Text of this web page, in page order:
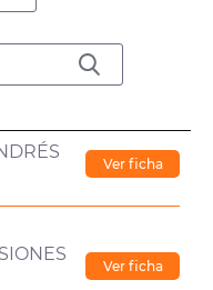
Ver ficha
Ver ficha